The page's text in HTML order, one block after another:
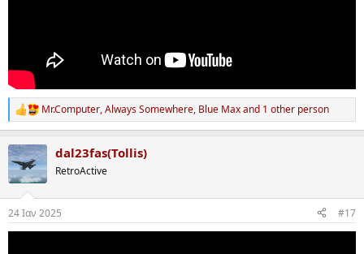
R
e
c
t
i
s
:
Mr.Computer,Always Somewhere, Blue Maxand 1 other person
dal23fas(Tollis)
RetroActive
24 Ιαν 2025 #17